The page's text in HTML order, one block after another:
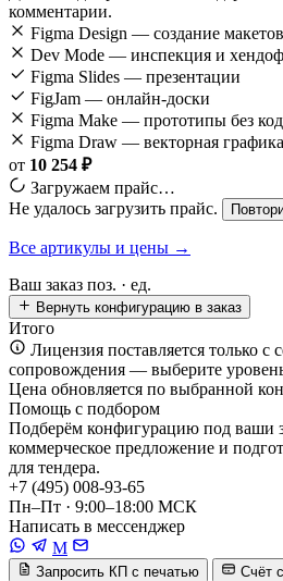
комментарии.
Figma Design — создание макетов
Dev Mode — инспекция и
Figma Slides — презентации
FigJam — онлайн-доски
Figma Make — прототипы без
Figma Draw — векторная графика
от 10 254 ₽
Загружаем прайс…
Не удалось загрузить прайс.
Все артикулы и цены →
Ваш заказ поз. · ед.
Вернуть конфигурацию в заказ
Итого
Лицензия поставляется только с
сопровождения — выберите
Цена обновляется по выбранной
Помощь с подбором
Подберём конфигурацию под ваши
коммерческое предложение и
для тендера.
+7 (495) 008-93-65
Пн–Пт · 9:00–18:00 МСК
Написать в мессенджер
M
Запросить КП с печатью Счёт